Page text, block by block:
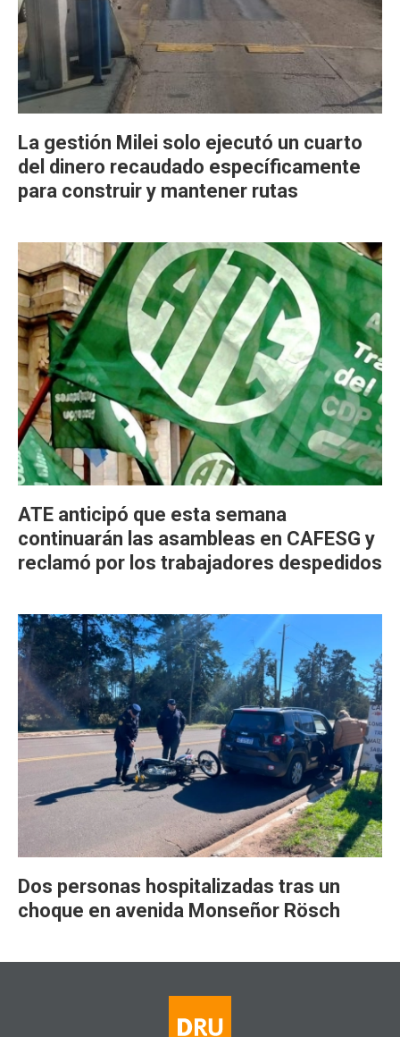
La gestión Milei solo ejecutó un cuarto
del dinero recaudado específicamente
para construir y mantener rutas
ATE anticipó que esta semana
continuarán las asambleas en CAFESG y
reclamó por los trabajadores despedidos
Dos personas hospitalizadas tras un
choque en avenida Monseñor Rösch